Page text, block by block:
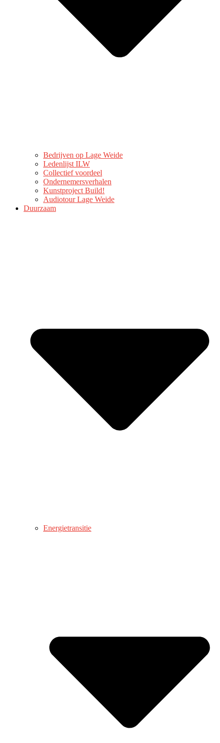
Bedrijven op Lage Weide
Ledenlijst ILW
Collectief voordeel
Ondernemersverhalen
Kunstproject Build!
Audiotour Lage Weide
Duurzaam
Energietransitie